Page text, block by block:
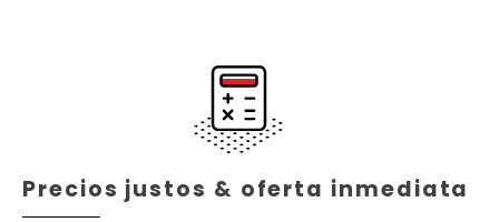
Precios justos & oferta inmediata